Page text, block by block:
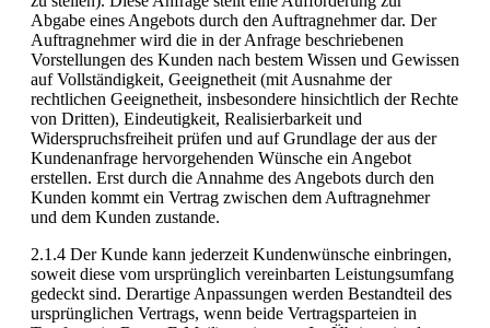
Abgabe eines Angebots durch den Auftragnehmer dar. Der
Auftragnehmer wird die in der Anfrage beschriebenen
Vorstellungen des Kunden nach bestem Wissen und Gewissen
auf Vollständigkeit, Geeignetheit (mit Ausnahme der
rechtlichen Geeignetheit, insbesondere hinsichtlich der Rechte
von Dritten), Eindeutigkeit, Realisierbarkeit und
Widerspruchsfreiheit prüfen und auf Grundlage der aus der
Kundenanfrage hervorgehenden Wünsche ein Angebot
erstellen. Erst durch die Annahme des Angebots durch den
Kunden kommt ein Vertrag zwischen dem Auftragnehmer
und dem Kunden zustande.
2.1.4 Der Kunde kann jederzeit Kundenwünsche einbringen,
soweit diese vom ursprünglich vereinbarten Leistungsumfang
gedeckt sind. Derartige Anpassungen werden Bestandteil des
ursprünglichen Vertrags, wenn beide Vertragsparteien in